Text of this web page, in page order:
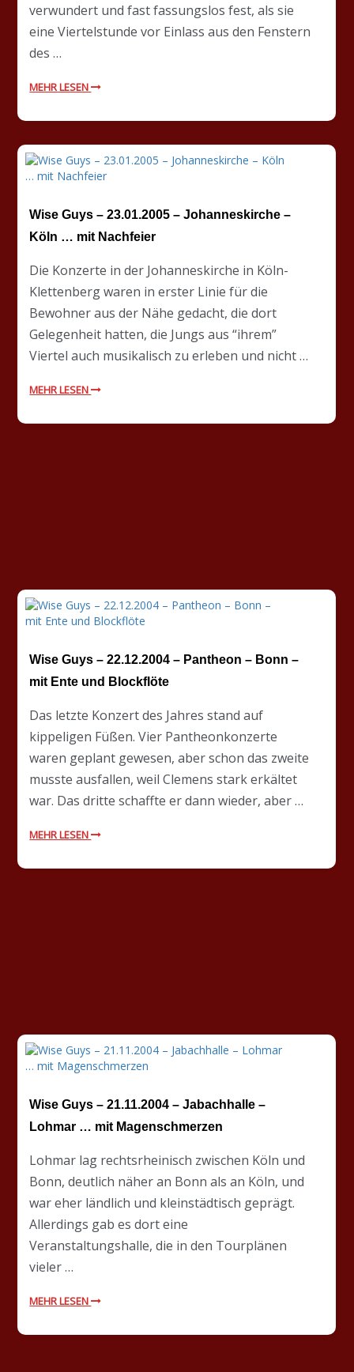
verwundert und fast fassungslos fest, als sie
eine Viertelstunde vor Einlass aus den Fenstern
des …
MEHR LESEN
Wise Guys – 23.01.2005 – Johanneskirche –
Köln … mit Nachfeier
Die Konzerte in der Johanneskirche in Köln-
Klettenberg waren in erster Linie für die
Bewohner aus der Nähe gedacht, die dort
Gelegenheit hatten, die Jungs aus “ihrem”
Viertel auch musikalisch zu erleben und nicht …
MEHR LESEN
Wise Guys – 22.12.2004 – Pantheon – Bonn –
mit Ente und Blockflöte
Das letzte Konzert des Jahres stand auf
kippeligen Füßen. Vier Pantheonkonzerte
waren geplant gewesen, aber schon das zweite
musste ausfallen, weil Clemens stark erkältet
war. Das dritte schaffte er dann wieder, aber …
MEHR LESEN
Wise Guys – 21.11.2004 – Jabachhalle –
Lohmar … mit Magenschmerzen
Lohmar lag rechtsrheinisch zwischen Köln und
Bonn, deutlich näher an Bonn als an Köln, und
war eher ländlich und kleinstädtisch geprägt.
Allerdings gab es dort eine
Veranstaltungshalle, die in den Tourplänen
vieler …
MEHR LESEN